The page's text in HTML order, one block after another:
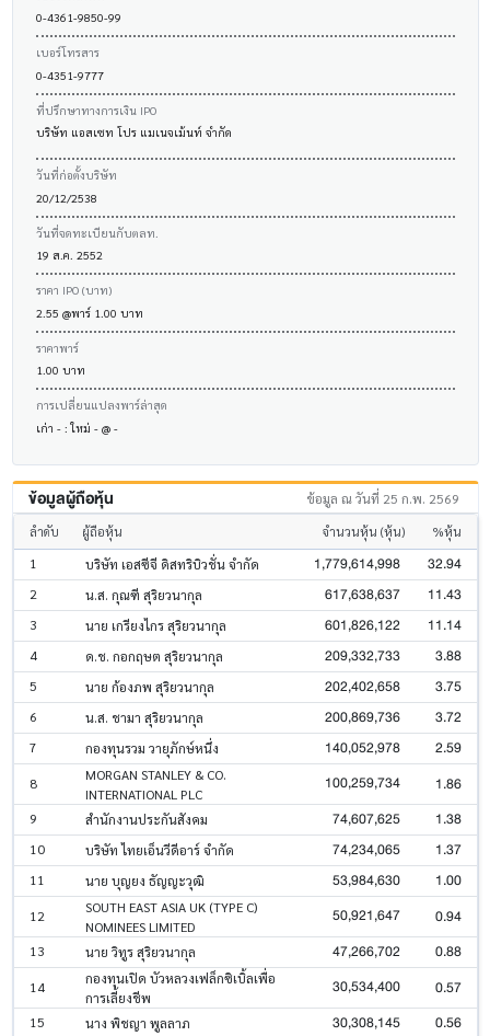
0-4361-9850-99
เบอร์โทรสาร
0-4351-9777
ที่ปรึกษาทางการเงิน IPO
บริษัท แอสเซท โปร แมเนจเม้นท์ จำกัด
วันที่ก่อตั้งบริษัท
20/12/2538
วันที่จดทะเบียนกับตลท.
19 ส.ค. 2552
ราคา IPO (บาท)
2.55 @พาร์ 1.00 บาท
ราคาพาร์
1.00 บาท
การเปลี่ยนแปลงพาร์ล่าสุด
เก่า - : ใหม่ - @ -
ข้อมูลผู้ถือหุ้น ข้อมูล ณ วันที่ 25 ก.พ. 2569
ลำดับ ผู้ถือหุ้น จำนวนหุ้น (หุ้น) %หุ้น
1 บริษัท เอสซีจี ดิสทริบิวชั่น จำกัด 1,779,614,998 32.94
2 น.ส. กุณฑี สุริยวนากุล 617,638,637 11.43
3 นาย เกรียงไกร สุริยวนากุล 601,826,122 11.14
4 ด.ช. กอกฤษต สุริยวนากุล 209,332,733 3.88
5 นาย ก้องภพ สุริยวนากุล 202,402,658 3.75
6 น.ส. ชามา สุริยวนากุล 200,869,736 3.72
7 กองทุนรวม วายุภักษ์หนึ่ง 140,052,978 2.59
8
MORGAN STANLEY & CO.
INTERNATIONAL PLC
100,259,734 1.86
9 สำนักงานประกันสังคม 74,607,625 1.38
10 บริษัท ไทยเอ็นวีดีอาร์ จำกัด 74,234,065 1.37
11 นาย บุญยง ธัญญะวุฒิ 53,984,630 1.00
12
SOUTH EAST ASIA UK (TYPE C)
NOMINEES LIMITED
50,921,647 0.94
13 นาย วิทูร สุริยวนากุล 47,266,702 0.88
14
กองทุนเปิด บัวหลวงเฟล็กซิเบิ้ลเพื่อ
การเลี้ยงชีพ
30,534,400 0.57
15 นาง พิชญา พูลลาภ 30,308,145 0.56